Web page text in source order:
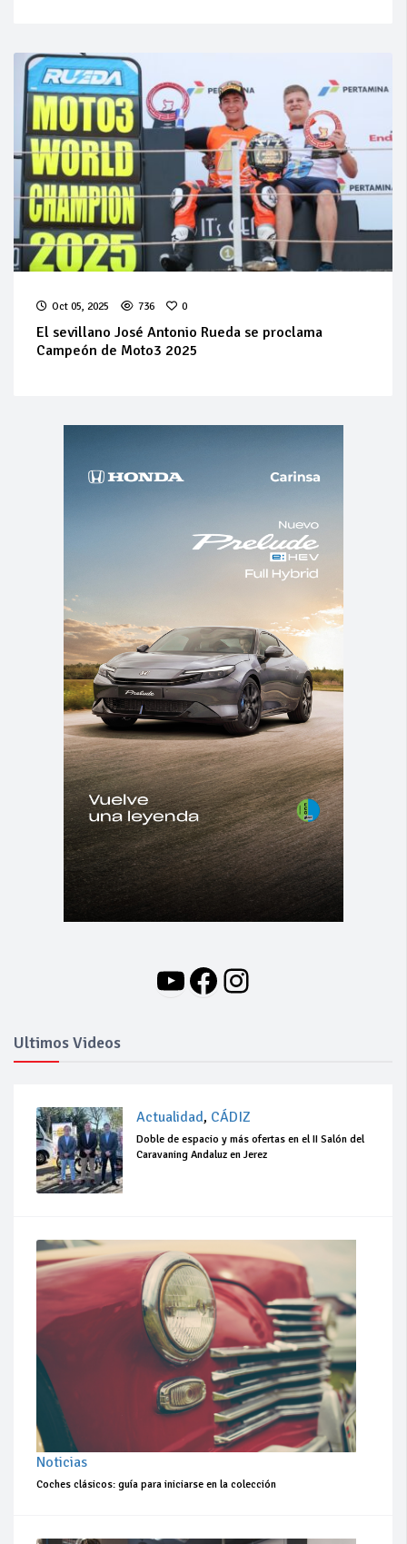
Oct 05, 2025 736 0
El sevillano José Antonio Rueda se proclama
Campeón de Moto3 2025
YouTube
Facebook
Instagram
Ultimos Videos
Actualidad, CÁDIZ
Doble de espacio y más ofertas en el II Salón del
Caravaning Andaluz en Jerez
Noticias
Coches clásicos: guía para iniciarse en la colección